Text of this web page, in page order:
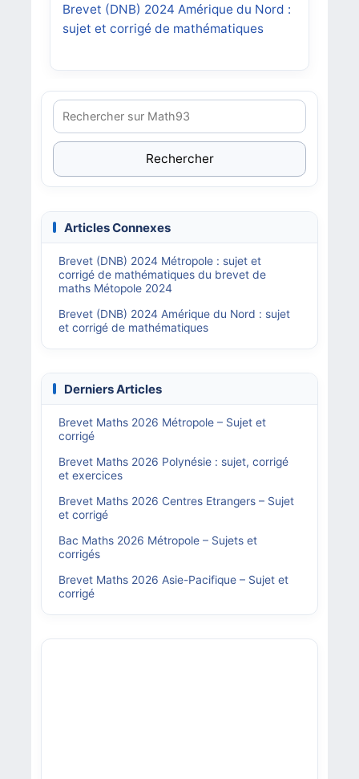
Brevet (DNB) 2024 Amérique du Nord :
sujet et corrigé de mathématiques
Rechercher
Articles Connexes
Brevet (DNB) 2024 Métropole : sujet et
corrigé de mathématiques du brevet de
maths Métopole 2024
Brevet (DNB) 2024 Amérique du Nord : sujet
et corrigé de mathématiques
Derniers Articles
Brevet Maths 2026 Métropole – Sujet et
corrigé
Brevet Maths 2026 Polynésie : sujet, corrigé
et exercices
Brevet Maths 2026 Centres Etrangers – Sujet
et corrigé
Bac Maths 2026 Métropole – Sujets et
corrigés
Brevet Maths 2026 Asie-Pacifique – Sujet et
corrigé